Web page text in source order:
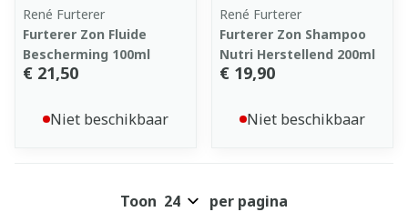
René Furterer
Furterer Zon Fluide
Bescherming 100ml
€ 21,50
Niet beschikbaar
René Furterer
Furterer Zon Shampoo
Nutri Herstellend 200ml
€ 19,90
Niet beschikbaar
Toon per pagina